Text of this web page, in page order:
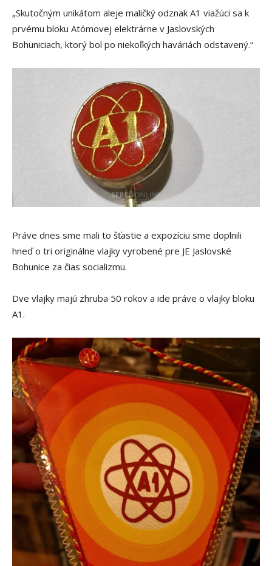
„Skutočným unikátom aleje maličký odznak A1 viažúci sa k
prvému bloku Atómovej elektrárne v Jaslovských
Bohuniciach, ktorý bol po niekoľkých haváriách odstavený.“
Práve dnes sme mali to šťastie a expozíciu sme doplnili
hneď o tri originálne vlajky vyrobené pre JE Jaslovské
Bohunice za čias socializmu.
Dve vlajky majú zhruba 50 rokov a ide práve o vlajky bloku
A1.